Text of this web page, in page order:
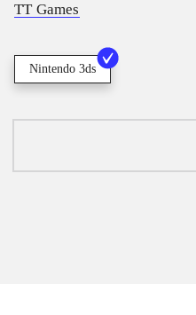
TT Games
Nintendo 3ds